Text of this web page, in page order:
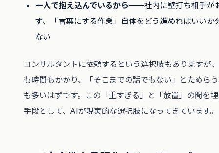
一人で抱え込んでいるから——社内に壁打ち相手が
ず、「言葉にする作業」自体をどう進めればいいか
ない
コンサルタントに依頼するという選択肢もありますが
も時間もかかり、「そこまでの話でもない」とためら
も多いはずです。この「重すぎる」と「放置」の間を
手段として、AIが現実的な選択肢になってきています。